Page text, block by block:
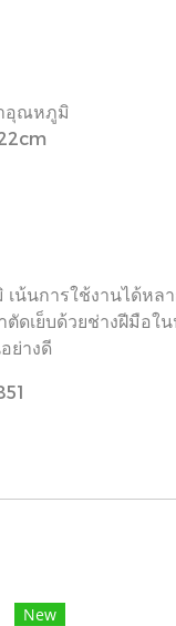
อุณหภูมิ
น้นการใช้งานได้ห
ตัดเย็บด้วยช่างฝีมื
ย่างดี
New